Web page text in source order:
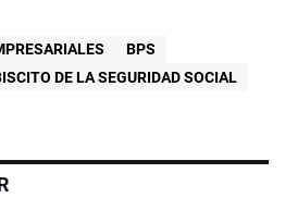
BPS
DE LA SEGURIDAD SOCIAL